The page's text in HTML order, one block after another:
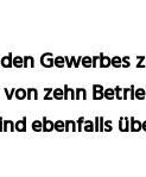
Gewerbes
zehn
ebenfalls